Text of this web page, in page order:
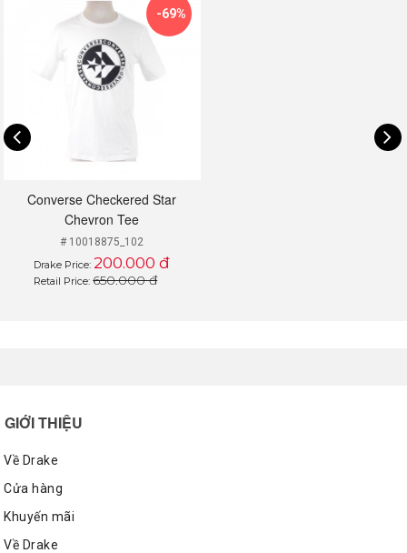
chúng với mọi trang phục khác nhau. Xét về form dáng, áo
thun Converse mang nhiều ưu điểm về thiết kế khiến nhiều
cho cả nam và nữ, bên cạnh đó, còn có nhiều mẫu áo phù
hợp với từng lứa tuổi nhưng độ bền và giá cả thì vô cùng
hợp lý.
-69%
Converse Checkered Star
Chevron Tee
# 10018875_102
Drake Price: 200.000 đ
Retail Price:650.000 đ
GIỚI THIỆU
Về Drake
Cửa hàng
Khuyến mãi
Về Drake